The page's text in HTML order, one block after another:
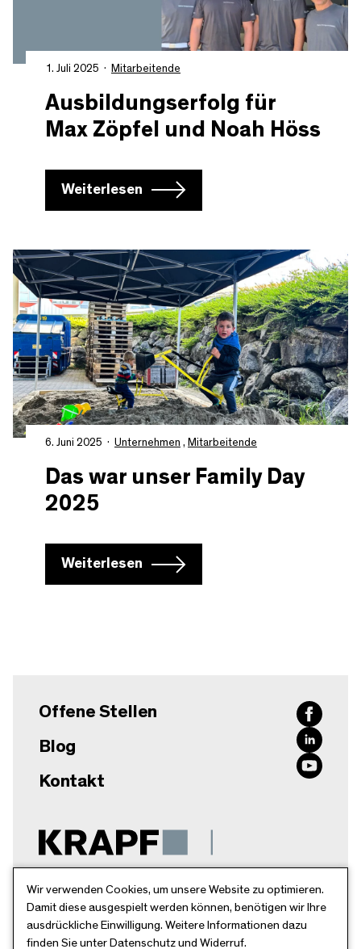
1. Juli 2025 Mitarbeitende
Ausbildungserfolg für
Max Zöpfel und Noah Höss
Weiterlesen
6. Juni 2025 Unternehmen , Mitarbeitende
Das war unser Family Day
2025
Weiterlesen
Krapf AG
Breitschachenstr. 52
9032 Engelburg
Offene Stellen
Blog
Kontakt
Wir verwenden Cookies, um unsere Website zu optimieren.
Damit diese ausgespielt werden können, benötigen wir Ihre
ausdrückliche Einwilligung. Weitere Informationen dazu
finden Sie unter Datenschutz und Widerruf.